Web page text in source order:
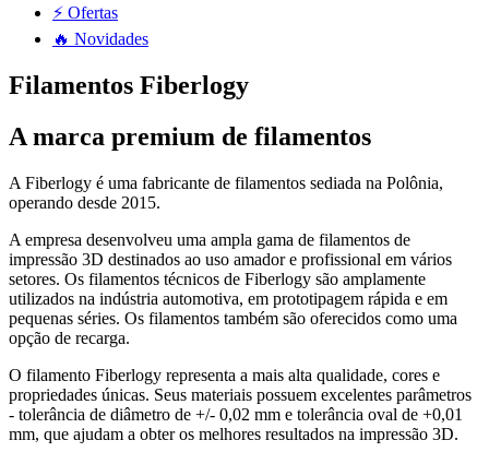
⚡ Ofertas
🔥 Novidades
Filamentos Fiberlogy
A marca premium de filamentos
A Fiberlogy é uma fabricante de filamentos sediada na Polônia,
operando desde 2015.
A empresa desenvolveu uma ampla gama de filamentos de
impressão 3D destinados ao uso amador e profissional em vários
setores. Os filamentos técnicos de Fiberlogy são amplamente
utilizados na indústria automotiva, em prototipagem rápida e em
pequenas séries. Os filamentos também são oferecidos como uma
opção de recarga.
O filamento Fiberlogy representa a mais alta qualidade, cores e
propriedades únicas. Seus materiais possuem excelentes parâmetros
- tolerância de diâmetro de +/- 0,02 mm e tolerância oval de +0,01
mm, que ajudam a obter os melhores resultados na impressão 3D.